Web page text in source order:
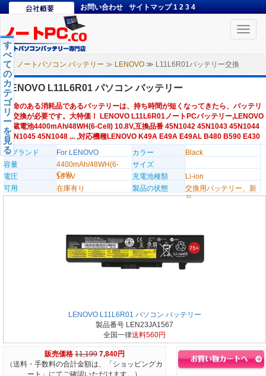
お問い合わせ サイトマップ 1 2 3 4
Toggle
ノートパソコン バッテリー ≫ LENOVO ≫ L11L6R01バッテリー交換
す
べ
て
の
カ
テ
ゴ
リ
ー
を
見
る
LENOVO L11L6R01 パソコン バッテリー
寿命のある消耗品であるバッテリーは、持ち時間が短くなってきたら、バッテリ
ー交換が必要です。大特価！ LENOVO L11L6R01ノートPCバッテリー,LENOVO
内蔵電池4400mAh/48WH(6-Cell) 10.8V,互換品番 45N1042 45N1043 45N1044
45N1045 45N1048 ... ,対応機種LENOVO K49A E49A E49AL B480 B590 E430
のブランド
For LENOVO カラー
Black
容量
4400mAh/48WH(6-
Cell)
サイズ
電圧
10.8V 充電池種類
Li-ion
可用
在庫有り 製品の状態
交換用バッテリー、新
品
LENOVO L11L6R01 パソコン バッテリー
製品番号 LEN23JA1567
全国一律送料560円
販売価格 11,199 7,840円
（送料・手数料の合計金額は、「ショッピングカ